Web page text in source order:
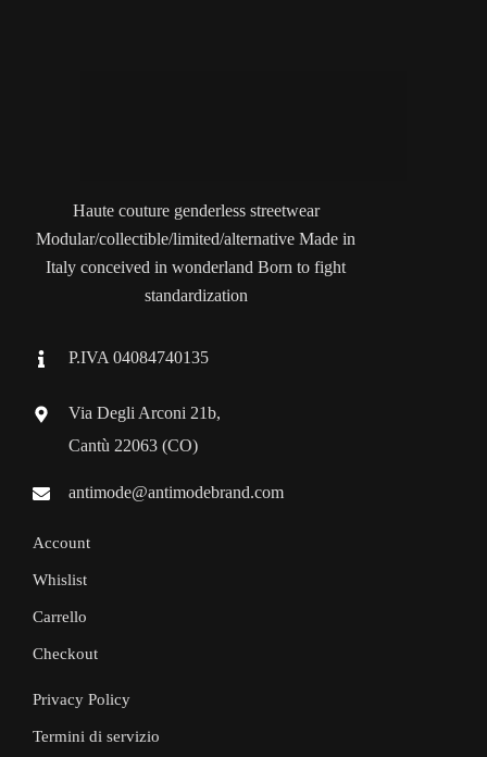
Haute couture genderless streetwear
Modular/collectible/limited/alternative Made in
Italy conceived in wonderland Born to fight
standardization
P.IVA 04084740135
Via Degli Arconi 21b,
Cantù 22063 (CO)
antimode@antimodebrand.com
Account
Whislist
Carrello
Checkout
Privacy Policy
Termini di servizio